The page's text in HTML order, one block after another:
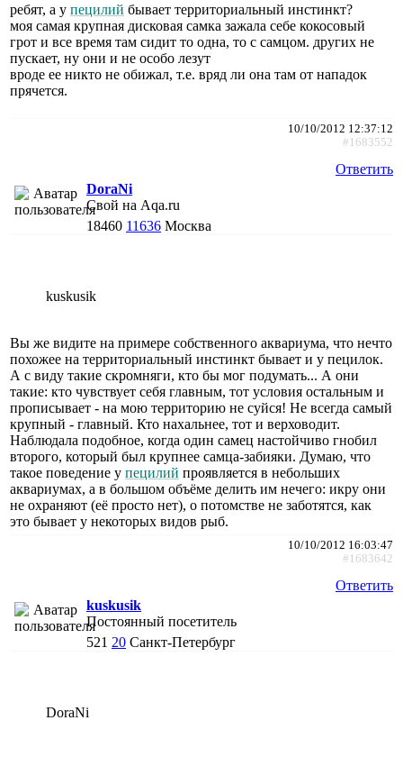
ребят, а у пецилий бывает территориальный инстинкт?
моя самая крупная дисковая самка зажала себе кокосовый
грот и все время там сидит то одна, то с самцом. других не
пускает, ну они и не особо лезут
вроде ее никто не обижал, т.е. вряд ли она там от нападок
прячется.
10/10/2012 12:37:12
#1683552
Ответить
DoraNi
Свой на Aqa.ru
18460 11636 Москва
kuskusik
Вы же видите на примере собственного аквариума, что нечто
похожее на территориальный инстинкт бывает и у пецилок.
А с виду такие скромняги, кто бы мог подумать... А они
такие: кто чувствует себя главным, тот условия остальным и
прописывает - на мою территорию не суйся! Не всегда самый
крупный - главный. Кто нахальнее, тот и верховодит.
Наблюдала подобное, когда один самец настойчиво гнобил
второго, который был крупнее самца-забияки. Думаю, что
такое поведение у пецилий проявляется в небольших
аквариумах, а в большом объёме делить им нечего: икру они
не охраняют (её просто нет), о потомстве не заботятся, как
это бывает у некоторых видов рыб.
10/10/2012 16:03:47
#1683642
Ответить
kuskusik
Постоянный посетитель
521 20 Санкт-Петербург
DoraNi